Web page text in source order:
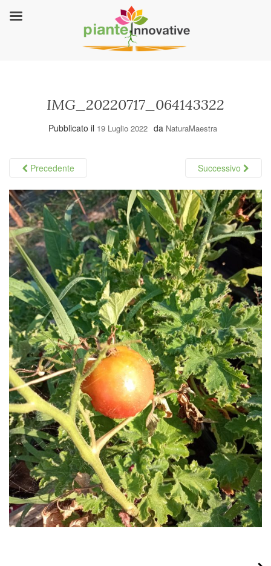
IMG_20220717_064143322
Pubblicato il 19 Luglio 2022 da NaturaMaestra
Precedente Successivo